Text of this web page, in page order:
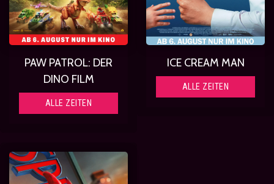
PAW PATROL: DER
DINO FILM
ALLE ZEITEN
ICE CREAM MAN
ALLE ZEITEN